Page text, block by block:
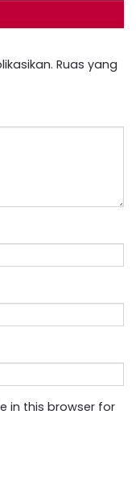
Ruas yang
in this browser for